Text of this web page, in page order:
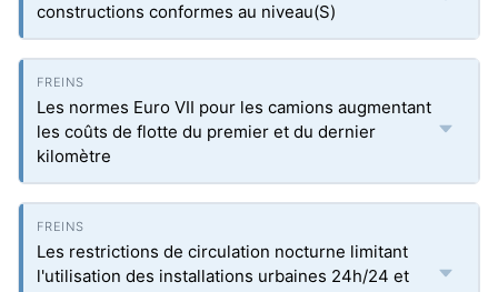
constructions conformes au niveau(S)
Les normes Euro VII pour les camions augmentant
les coûts de flotte du premier et du dernier
kilomètre
Les restrictions de circulation nocturne limitant
l'utilisation des installations urbaines 24h/24 et